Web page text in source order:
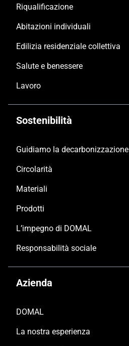
Riqualificazione
Abitazioni individuali
Edilizia residenziale collettiva
Salute e benessere
Lavoro
Sostenibilità
Guidiamo la decarbonizzazione
Circolarità
Materiali
Prodotti
L’impegno di DOMAL
Responsabilità sociale
Azienda
DOMAL
La nostra esperienza